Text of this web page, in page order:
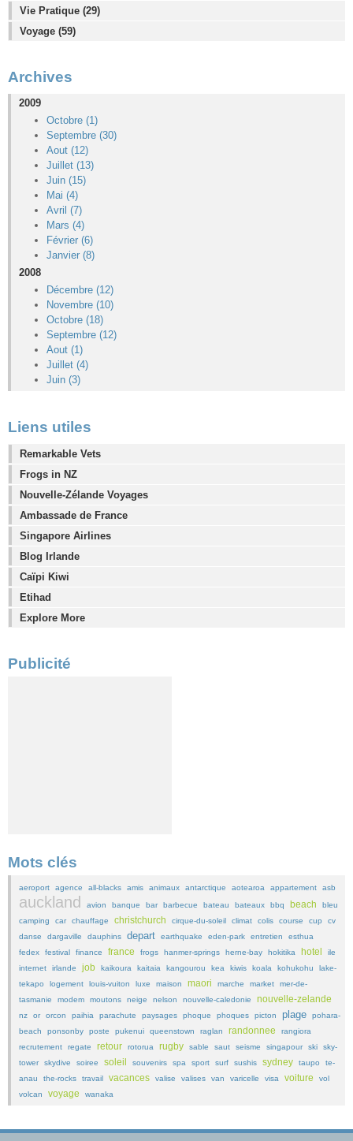
Vie Pratique (29)
Voyage (59)
Archives
2009
Octobre (1)
Septembre (30)
Aout (12)
Juillet (13)
Juin (15)
Mai (4)
Avril (7)
Mars (4)
Février (6)
Janvier (8)
2008
Décembre (12)
Novembre (10)
Octobre (18)
Septembre (12)
Aout (1)
Juillet (4)
Juin (3)
Liens utiles
Remarkable Vets
Frogs in NZ
Nouvelle-Zélande Voyages
Ambassade de France
Singapore Airlines
Blog Irlande
Caïpi Kiwi
Etihad
Explore More
Publicité
Mots clés
aeroport agence all-blacks amis animaux antarctique aotearoa appartement asb
auckland avion banque bar barbecue bateau bateaux bbq beach
bleu
camping
car chauffage christchurch cirque-du-soleil climat colis course cup
cv
danse
dargaville dauphins depart earthquake eden-park entretien
esthua
fedex
festival finance france frogs hanmer-springs herne-bay hokitika hotel
ile
internet
irlande job kaikoura kaitaia kangourou kea kiwis koala kohukohu
lake-
tekapo
logement louis-vuiton luxe maison maori marche market
mer-de-
tasmanie
modem moutons neige nelson nouvelle-caledonie nouvelle-zelande
nz or orcon paihia parachute paysages phoque phoques picton plage
pohara-
beach
ponsonby poste pukenui queenstown raglan randonnee
rangiora
recrutement
regate retour rotorua rugby sable saut seisme singapour ski
sky-
tower
skydive soiree soleil souvenirs spa sport surf sushis sydney taupo
te-
anau
the-rocks travail vacances valise valises van varicelle visa voiture
vol
volcan
voyage wanaka